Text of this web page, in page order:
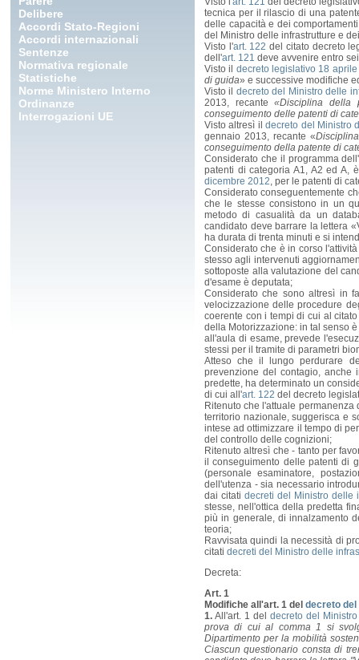
Delibere
Accordi Stato-Regioni
Accordi internazionali
Sentenze
Normativa regionale
Statistiche
Norme Ministero Interno
Ordinanze
Interrogazioni UE
tecnica per il rilascio di una
delle capacità e dei
del Ministro delle infrastrutture e
Visto l'art. 122 del citato decreto
dell'art. 121 deve avvenire entro
Visto il decreto legislativo 18 aprile
di guida» e successive modifiche
Visto il decreto del Ministro delle
2013, recante«Disciplina della
conseguimento delle patenti di
Visto altresì ildecreto del Ministro
gennaio 2013, recante «
conseguimento della patente di
Considerato che il programma
patenti di categoria A1, A2 ed A,
dicembre 2012, per le patenti di
Considerato conseguentemente
che le stesse consistono in un
metodo di casualità da un
candidato deve barrare la lettera
ha durata di trenta minuti e si
Considerato che è in corso
stesso agli intervenuti
sottoposte alla valutazione del
d'esame è deputata;
Considerato che sono altresì in
velocizzazione delle procedure
coerente con i tempi di cui al
della Motorizzazione: in tal senso
all'aula di esame, prevede
stessi per il tramite di parametri
Atteso che il lungo perdurare
prevenzione del contagio, anche
predette, ha determinato un
di cui all'art. 122 del decreto
Ritenuto che l'attuale
territorio nazionale, suggerisca e
intese ad ottimizzare il tempo di
del controllo delle cognizioni;
Ritenuto altresì che - tanto per
il conseguimento delle patenti di
(personale esaminatore,
dell'utenza - sia necessario
dai citati decreti del Ministro delle
stesse, nell'ottica della predetta
più in generale, di innalzamento
teoria;
Ravvisata quindi la necessità di
citati decreti del Ministro delle
Decreta:
Art. 1
Modifiche all'art. 1 del decreto
1. All'art. 1 del decreto del
prova di cui al comma 1 si
Dipartimento per la mobilità
Ciascun questionario consta di